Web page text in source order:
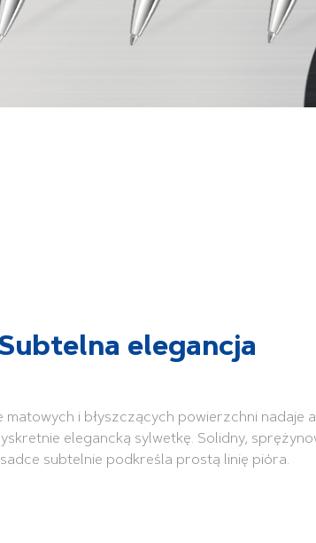
elegancja
matowych i błyszczących powierzchni nadaje
elegancką sylwetkę. Solidny,
subtelnie podkreśla prostą linię pióra.